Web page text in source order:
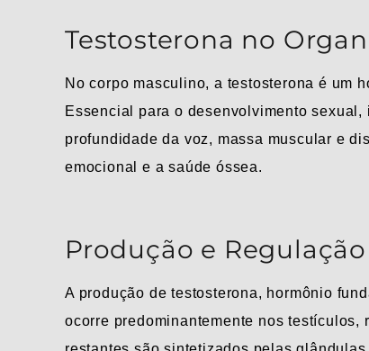
Testosterona no
No corpo masculino, a testosterona é um
Essencial para o desenvolvimento
profundidade da voz, massa muscular e
emocional e a saúde óssea.
Produção e
A produção de testosterona, hormônio
ocorre predominantemente nos testículos,